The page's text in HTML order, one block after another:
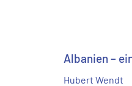
Albanien –
Hubert Wendt